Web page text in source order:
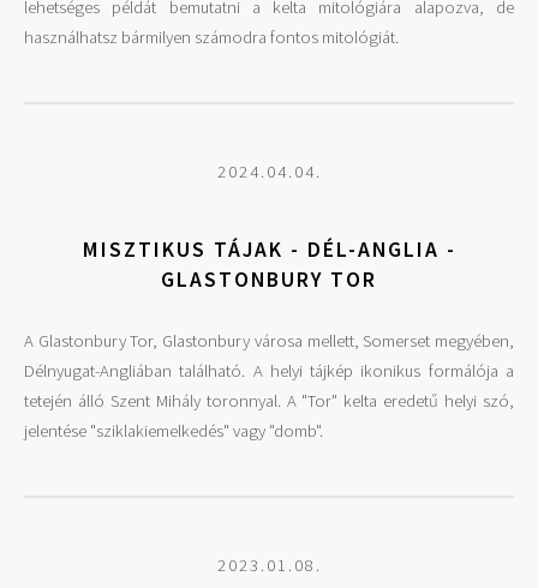
lehetséges példát bemutatni a kelta mitológiára alapozva, de
használhatsz bármilyen számodra fontos mitológiát.
2024.04.04.
MISZTIKUS TÁJAK - DÉL-ANGLIA -
GLASTONBURY TOR
A Glastonbury Tor, Glastonbury városa mellett, Somerset megyében,
Délnyugat-Angliában található. A helyi tájkép ikonikus formálója a
tetején álló Szent Mihály toronnyal. A "Tor" kelta eredetű helyi szó,
jelentése "sziklakiemelkedés" vagy "domb".
2023.01.08.